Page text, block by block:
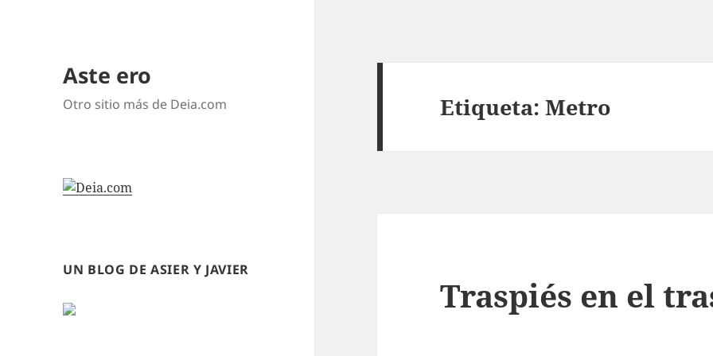
Aste ero
Otro sitio más de Deia.com
UN BLOG DE ASIER Y JAVIER
Etiqueta:Metro
Traspiés en el